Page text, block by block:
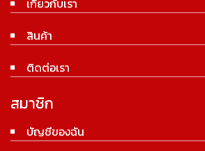
เกี่ยวกับเรา
สินค้า
ติดต่อเรา
สมาชิก
บัญชีของฉัน